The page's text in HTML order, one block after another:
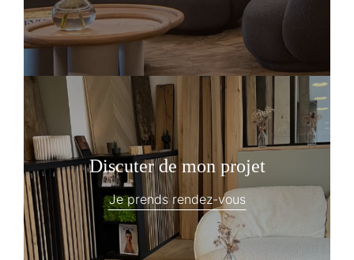
Discuter de mon projet
Je prends rendez-vous